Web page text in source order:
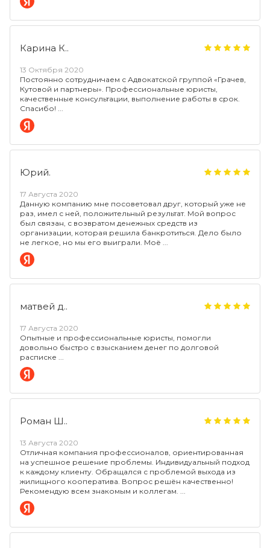
Карина К..
13 Октября 2020
Постоянно сотрудничаем с Адвокатской группой «Грачев,
Кутовой и партнеры». Профессиональные юристы,
качественные консультации, выполнение работы в срок.
Спасибо!
Юрий.
17 Августа 2020
Данную компанию мне посоветовал друг, который уже не
раз, имел с ней, положительный результат. Мой вопрос
был связан, с возвратом денежных средств из
организации, которая решила банкротиться. Дело было
не легкое, но мы его выиграли. Моё
матвей д..
17 Августа 2020
Опытные и профессиональные юристы, помогли
довольно быстро с взысканием денег по долговой
расписке
Роман Ш..
13 Августа 2020
Отличная компания профессионалов, ориентированная
на успешное решение проблемы. Индивидуальный подход
к каждому клиенту. Обращался с проблемой выхода из
жилищного кооператива. Вопрос решён качественно!
Рекомендую всем знакомым и коллегам.